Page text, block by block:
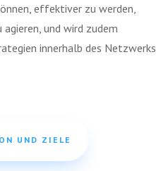
effektiver zu werden,
und wird zudem
innerhalb des Netzwerks
UND ZIELE